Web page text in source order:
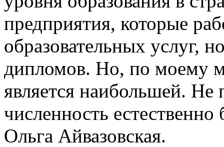
предприятия, которые
образовательных услуг,
дипломов. Но, по моему
является наибольшей.
численность
Ольга Айвазовская.